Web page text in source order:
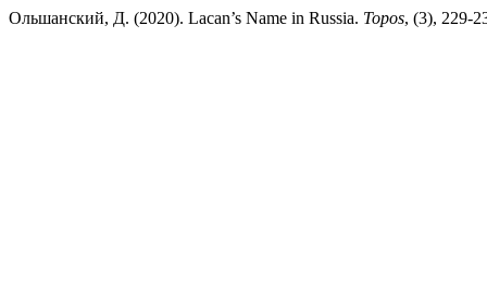
Ольшанский, Д. (2020). Lacan’s Name in Russia. Topos, (3), 229-